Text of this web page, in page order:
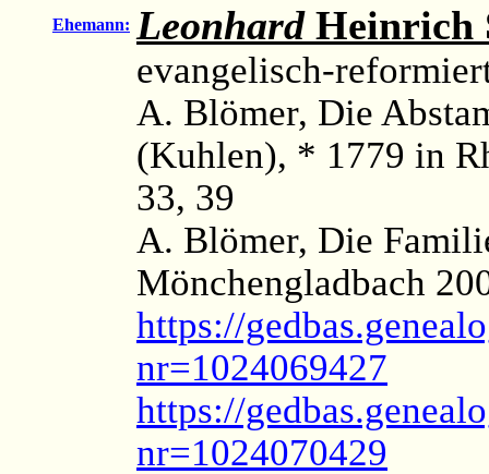
Ehemann: LeonhardHeinrich
evangelisch-
A. Blömer, Die
(Kuhlen), * 1779 in
33, 39
A. Blömer, Die
Mönchengladbach
https://
nr=1024069427
https://
nr=1024070429